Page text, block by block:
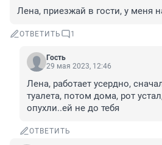
Лена, приезжай в гости, у меня
ОТВЕТИТЬ 1
Гость
29 мая 2023, 12:46
Лена, работает усердно,
туалета, потом дома, рот
опухли..ей не до тебя
ОТВЕТИТЬ